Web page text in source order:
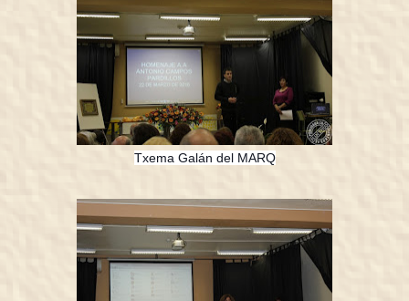
Txema Galán del MARQ